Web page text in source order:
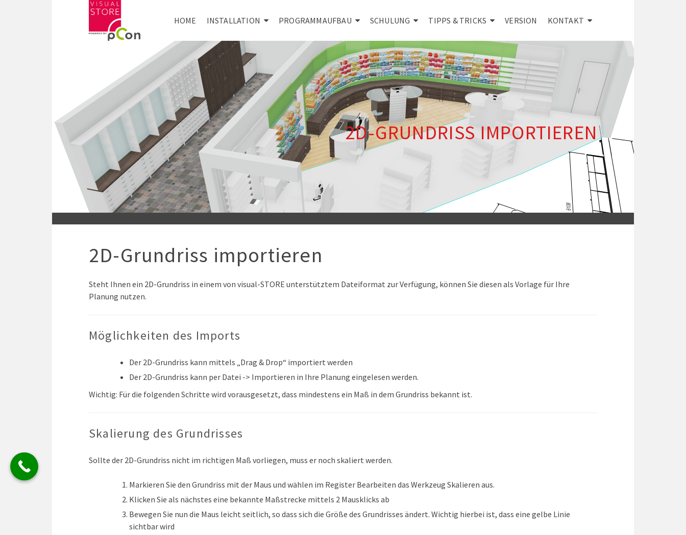
HOME INSTALLATION PROGRAMMAUFBAU SCHULUNG TIPPS & TRICKS VERSION KONTAKT
2D-GRUNDRISS IMPORTIEREN
2D-Grundriss importieren
Steht Ihnen ein 2D-Grundriss in einem von visual-STORE unterstütztem Dateiformat zur Verfügung, können Sie diesen als Vorlage für Ihre
Planung nutzen.
Möglichkeiten des Imports
Der 2D-Grundriss kann mittels „Drag & Drop“ importiert werden
Der 2D-Grundriss kann per Datei -> Importieren in Ihre Planung eingelesen werden.
Wichtig: Für die folgenden Schritte wird vorausgesetzt, dass mindestens ein Maß in dem Grundriss bekannt ist.
Skalierung des Grundrisses
Sollte der 2D-Grundriss nicht im richtigen Maß vorliegen, muss er noch skaliert werden.
Markieren Sie den Grundriss mit der Maus und wählen im Register Bearbeiten das Werkzeug Skalieren aus.
Klicken Sie als nächstes eine bekannte Maßstrecke mittels 2 Mausklicks ab
Bewegen Sie nun die Maus leicht seitlich, so dass sich die Größe des Grundrisses ändert. Wichtig hierbei ist, dass eine gelbe Linie
sichtbar wird